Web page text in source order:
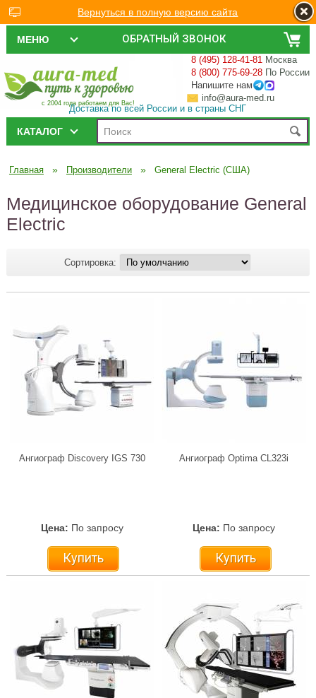
ОБРАТНЫЙ ЗВОНОК
МЕНЮ
с 2004 года работаем для Вас!
8 (495) 128-41-81 Москва
8 (800) 775-69-28 По России
Напишите нам
info@aura-med.ru
Доставка по всей России и в страны СНГ
КАТАЛОГ
Главная » Производители » General Electric (США)
Медицинское оборудование General
Electric
Сортировка:
Ангиограф Discovery IGS 730
Цена: По запросу
Купить
Ангиограф Optima CL323i
Цена: По запросу
Купить
Вернуться в полную версию сайта